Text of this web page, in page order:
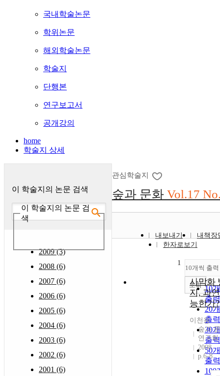
국내학술논문
학위논문
해외학술논문
학술지
단행본
연구보고서
공개강의
home
학술지 상세
이 학술지의 논문 검색
이 학술지의 논문 검
색
2009 (3)
2008 (6)
2007 (6)
2006 (6)
2005 (6)
2004 (6)
2003 (6)
2002 (6)
2001 (6)
관심학술지
숲과 문화 Vol.17
내보내기
내책장
한자로보기
10개씩 출력
10
출력
20
출력
30
출력
50
출력
100
조회
1
사막화
지, 과
능한가?
이천용
숲과
연구회
2008
p.6-8